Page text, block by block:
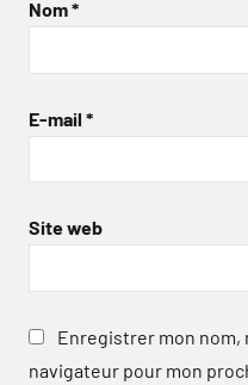
Nom*
E-mail *
Site web
Enregistrer mon nom,
navigateur pour mon